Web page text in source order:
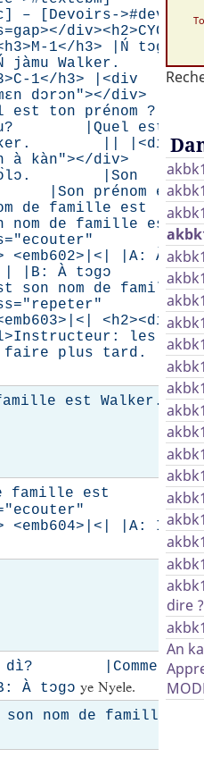
– [Devoirs->#dev]
div><h2>CYCLE
1</h3> |Ń tɔgɔ
jàmu Walker.
1</h3> |<div
dɔrɔn"></div>
ton prénom ? |
|Quel est
Walker. || |<div
kàn"></div>
Ngɔ̀lɔ. |Son
|Son prénom est
de famille est
de famille est
|A: À
|B: À tɔgɔ
nom de famille
<h2><div
les
plus tard.
est Walker.|
est
|A: I
dì? |Comment
À tɔgɔ ye Nyele.
nom de famille
dire ?
An